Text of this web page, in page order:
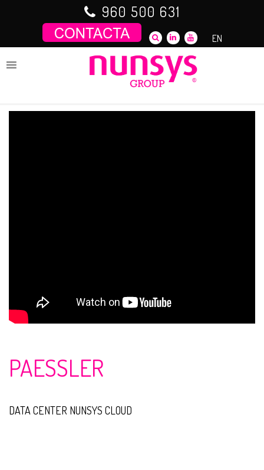
960 500 631
EN
PAESSLER
DATA CENTER NUNSYS CLOUD